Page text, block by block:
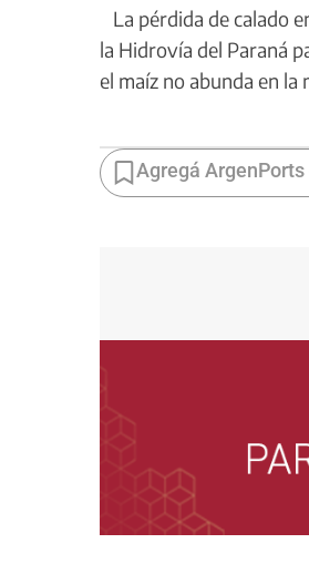
La pérdida de calado
la Hidrovía del Paraná
el maíz no abunda en
Agregá ArgenPorts